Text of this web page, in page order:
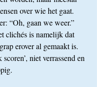
over wie het gaat.
“Oh, gaan we weer.”
clichés is namelijk dat
erover al gemaakt is.
niet verrassend en